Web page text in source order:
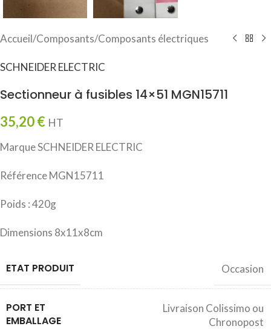
Accueil/Composants/Composants électriques
SCHNEIDER ELECTRIC
Sectionneur à fusibles 14×51 MGN15711
35,20€ HT
Marque SCHNEIDER ELECTRIC
Référence MGN15711
Poids : 420g
Dimensions 8x11x8cm
ETAT PRODUIT Occasion
PORT ET
EMBALLAGE
Livraison Colissimo ou
Chronopost